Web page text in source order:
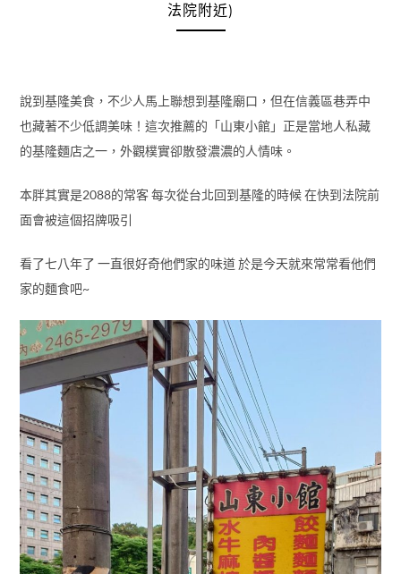
法院附近)
說到基隆美食，不少人馬上聯想到基隆廟口，但在信義區巷弄中
也藏著不少低調美味！這次推薦的「山東小館」正是當地人私藏
的基隆麵店之一，外觀樸實卻散發濃濃的人情味。
本胖其實是2088的常客 每次從台北回到基隆的時候 在快到法院前
面會被這個招牌吸引
看了七八年了 一直很好奇他們家的味道 於是今天就來常常看他們
家的麵食吧~